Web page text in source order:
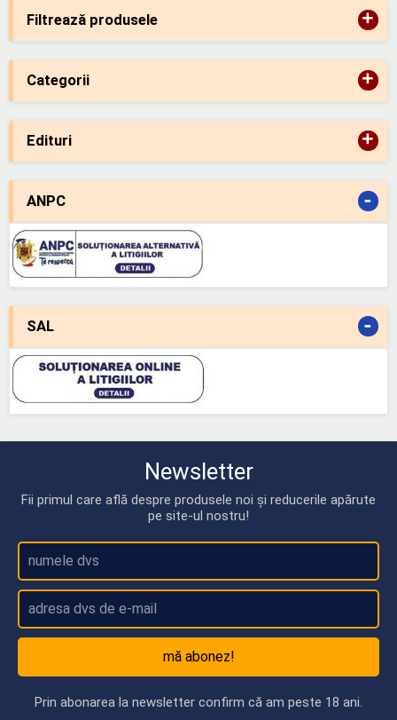
Filtrează produsele +
Categorii +
Edituri +
ANPC -
SAL -
Newsletter
Fii primul care află despre produsele noi și reducerile apărute
pe site-ul nostru!
mă abonez!
Prin abonarea la newsletter confirm că am peste 18 ani.